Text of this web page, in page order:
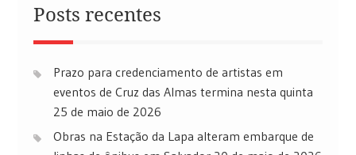
Posts recentes
Prazo para credenciamento de artistas em
eventos de Cruz das Almas termina nesta quinta
25 de maio de 2026
Obras na Estação da Lapa alteram embarque de